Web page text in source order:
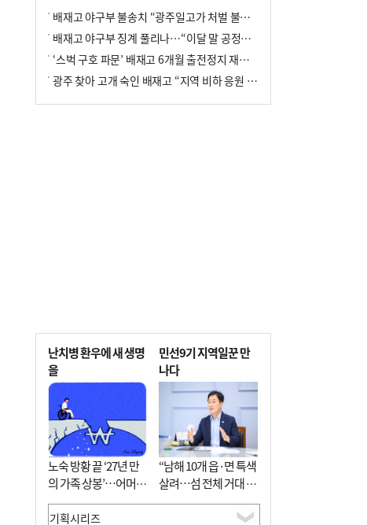
배재고 야구부 불송치 “광주일고가 처벌 불원 의사 표해”
배재고 야구부 징계 풀리나…“이달 말 공정위서 재심의”
‘스벅 구호 파문’ 배재고 6개월 출전정지 재심 신청키로
광주 찾아 고개 숙인 배재고 “지역 비하 응원 잘못”(종합)
난치병 환우에 새 생명
을
노숙 방황 끝 ‘27년 만
의 가족 상봉’…어머니
와 행복 꿈꿔
민선9기 지역일꾼 만
나다
“남해 10개 읍·면 특색
살려…섬 전체 거대 정
원으로 조성”